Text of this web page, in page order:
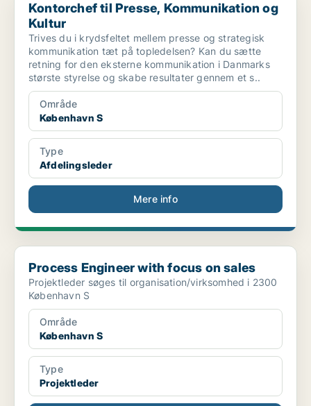
Kontorchef til Presse, Kommunikation og
Kultur
Trives du i krydsfeltet mellem presse og strategisk
kommunikation tæt på topledelsen? Kan du sætte
retning for den eksterne kommunikation i Danmarks
største styrelse og skabe resultater gennem et s..
Område
København S
Type
Afdelingsleder
Mere info
Process Engineer with focus on sales
Process Engineer with focus on sales
Projektleder søges til organisation/virksomhed i 2300
København S
Område
København S
Type
Projektleder